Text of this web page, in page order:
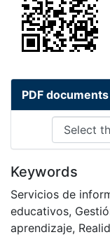
PDF documents
Keywords
Servicios de
educativos,
aprendizaje,